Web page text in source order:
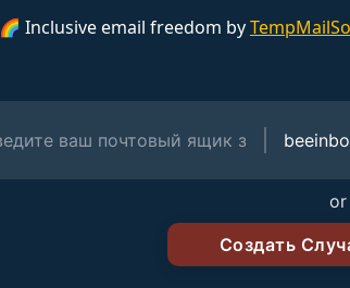
🌈 Inclusive email freedom byTempMailSo
or